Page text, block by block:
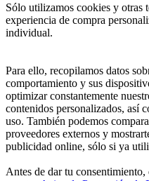
Sólo utilizamos cookies y otras
experiencia de compra
individual.
Para ello, recopilamos datos
comportamiento y sus
optimizar constantemente
contenidos personalizados, así
uso. También podemos
proveedores externos y
publicidad online, sólo si ya
Antes de dar tu